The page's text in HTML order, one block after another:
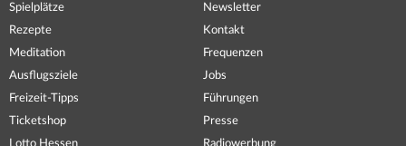
Spielplätze
Rezepte
Meditation
Ausflugsziele
Freizeit-Tipps
Ticketshop
Lotto Hessen
Newsletter
Kontakt
Frequenzen
Jobs
Führungen
Presse
Radiowerbung